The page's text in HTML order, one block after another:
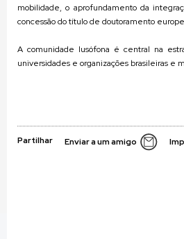
mobilidade, o aprofundamento da
concessão do título de doutoramento
A comunidade lusófona é central na
universidades e organizações brasileiras e
Partilhar Enviar a um amigo